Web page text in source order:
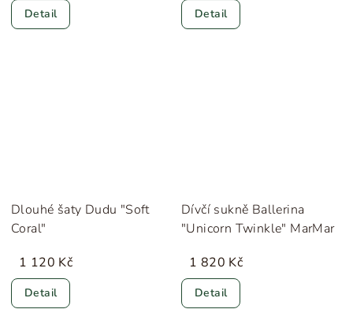
Detail Detail
Dlouhé šaty Dudu "Soft
Coral"
1 120 Kč
Detail
Dívčí sukně Ballerina
"Unicorn Twinkle" MarMar
1 820 Kč
Detail